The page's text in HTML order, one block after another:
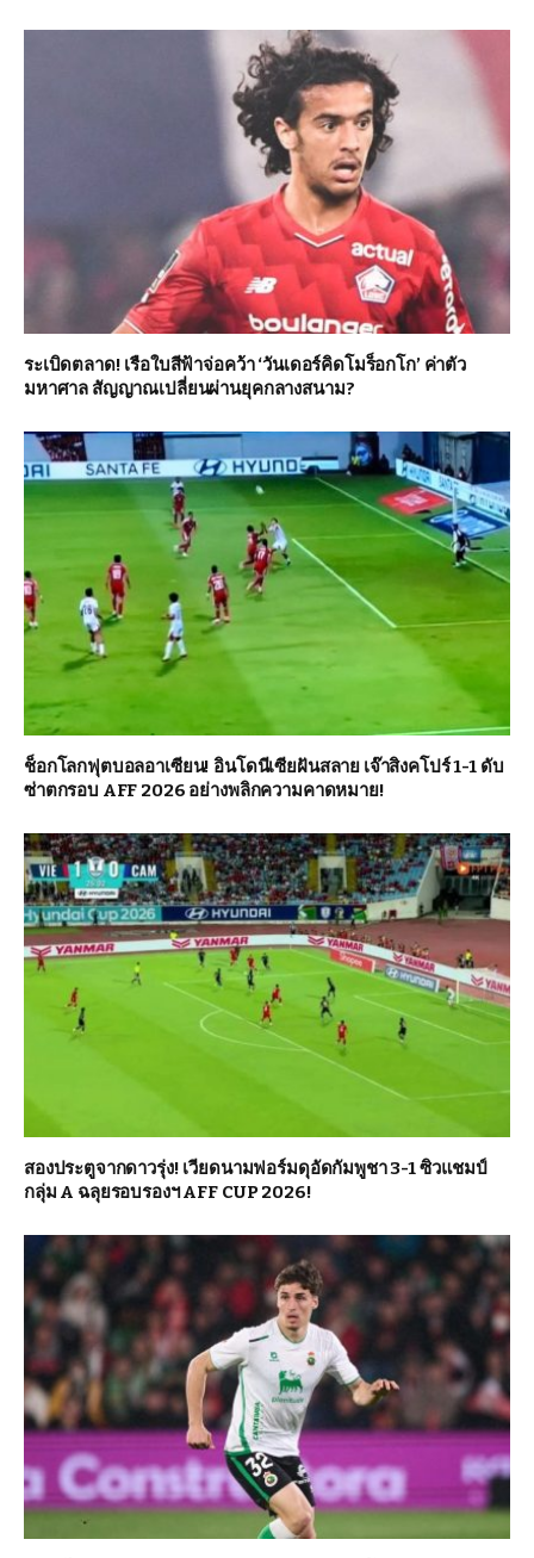
ระเบิดตลาด! เรือใบสีฟ้าจ่อคว้า ‘วันเดอร์คิดโมร็อกโก’ ค่าตัว
มหาศาล สัญญาณเปลี่ยนผ่านยุคกลางสนาม?
ช็อกโลกฟุตบอลอาเซียน! อินโดนีเซียฝันสลาย เจ๊าสิงคโปร์ 1-1 ดับ
ซ่าตกรอบ AFF 2026 อย่างพลิกความคาดหมาย!
สองประตูจากดาวรุ่ง! เวียดนามฟอร์มดุอัดกัมพูชา 3-1 ซิวแชมป์
กลุ่ม A ฉลุยรอบรองฯ AFF CUP 2026!